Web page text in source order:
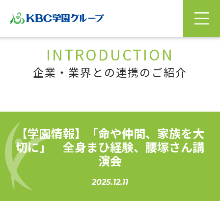
INTRODUCTION
企業・業界との連携のご紹介
【学園情報】「命や仲間、家族を大
切に」 全身まひ経験、腰塚さん講
演会
2025.12.11